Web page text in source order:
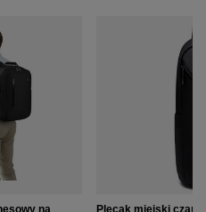
na
Plecak miejski